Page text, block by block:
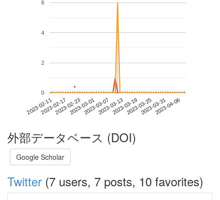
2023-02-112023-02-172023-02-232023-03-012023-03-072023-03-132023-03-192023-03-252023-03-312023-04-06
0
2
4
6
**
外部データベース (DOI)
Google Scholar
Twitter (7 users, 7 posts, 10 favorites)